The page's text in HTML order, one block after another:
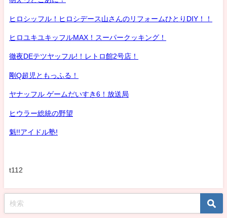
ヒロシッフル！ヒロシデース山さんのリフォームひとりDIY！！
ヒロユキユキッフルMAX！スーパークッキング！
徹夜DEテツヤッフル!！レトロ館2号店！
剛Q超児ともっふる！
ヤナッフル ゲームだいすき6！放送局
ヒウラー総統の野望
魁!!アイドル塾!
t112